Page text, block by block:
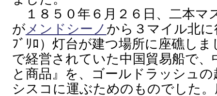
１８５０年６月２６日、二本マ
がメンドシーノ から３マイル北
ﾌﾞﾘﾛ）灯台が建つ場所に座礁し
で経営されていた中国貿易船で
と商品』を、ゴールドラッシュ
シスコに運ぶためのものでした